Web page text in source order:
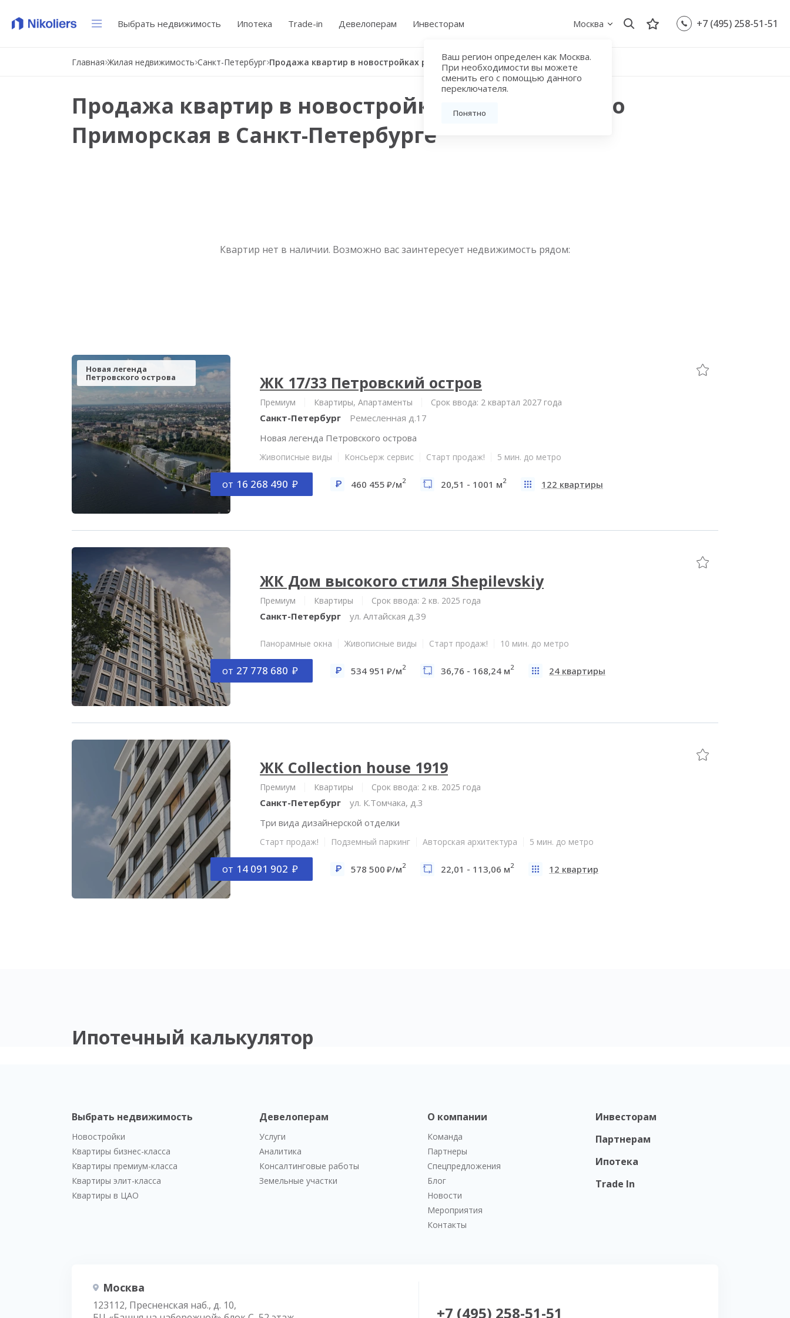
Выбрать недвижимость Ипотека Trade-in Девелоперам Инвесторам Москва
Ваш регион определен как Москва.
При необходимости вы можете
сменить его с помощью данного
переключателя.
Понятно
+7 (495) 258-51-51
Главная Жилая недвижимость Санкт-Петербург Продажа квартир в новостройках рядом с метро Приморская в Санкт-Петербурге
Продажа квартир в новостройках рядом с метро
Приморская в Санкт-Петербурге
Квартир нет в наличии. Возможно вас заинтересует недвижимость рядом:
Новая легенда
Петровского острова ЖК 17/33 Петровский остров
Премиум Квартиры, Апартаменты Срок ввода: 2 квартал 2027 года
Санкт-Петербург
Ремесленная д.17
Новая легенда Петровского острова
Живописные виды Консьерж сервис Старт продаж! 5 мин. до метро
от 16 268 490 460 455 /м2 20,51 - 1001 м2 122 квартиры
ЖК Дом высокого стиля Shepilevskiy
Премиум Квартиры Срок ввода: 2 кв. 2025 года
Санкт-Петербург ул. Алтайская д.39
Панорамные окна Живописные виды Старт продаж! 10 мин. до метро
от 27 778 680 534 951 /м2 36,76 - 168,24 м2 24 квартиры
ЖК Collection house 1919
Премиум Квартиры Срок ввода: 2 кв. 2025 года
Санкт-Петербург
ул. К.Томчака, д.3
Три вида дизайнерской отделки
Старт продаж! Подземный паркинг Авторская архитектура 5 мин. до метро
от 14 091 902 578 500 /м2 22,01 - 113,06 м2 12 квартир
Ипотечный калькулятор
Выбрать недвижимость
Новостройки
Квартиры бизнес-класса
Квартиры премиум-класса
Квартиры элит-класса
Квартиры в ЦАО
Девелоперам
Услуги
Аналитика
Консалтинговые работы
Земельные участки
О компании
Команда
Партнеры
Спецпредложения
Блог
Новости
Мероприятия
Контакты
Инвесторам
Партнерам
Ипотека
Trade In
Москва
123112, Пресненская наб., д. 10,
+7 (495) 258-51-51